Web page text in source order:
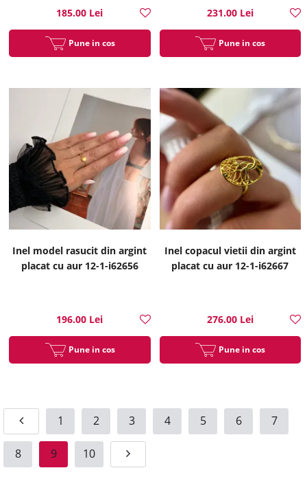
185.00 Lei
Pune in cos
231.00 Lei
Pune in cos
Inel model rasucit din argint
placat cu aur 12-1-i62656
196.00 Lei
Pune in cos
Inel copacul vietii din argint
placat cu aur 12-1-i62667
276.00 Lei
Pune in cos
1 2 3 4 5 6 7
8 9 10